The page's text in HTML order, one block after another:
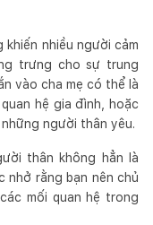
nhiều người cảm
trưng cho sự trung
vào cha mẹ có thể là
hệ gia đình, hoặc
người thân yêu.
thân không hẳn là
nhở rằng bạn nên chủ
mối quan hệ trong